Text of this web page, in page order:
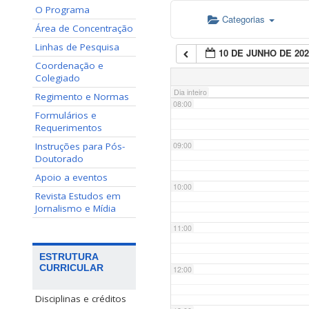
O Programa
Área de Concentração
Linhas de Pesquisa
Coordenação e
Colegiado
Regimento e Normas
Formulários e
Requerimentos
Instruções para Pós-
Doutorado
Apoio a eventos
Revista Estudos em
Jornalismo e Mídia
ESTRUTURA
CURRICULAR
Disciplinas e créditos
Categorias
10 DE JUNHO DE
Dia inteiro
07:00
08:00
09:00
10:00
11:00
12:00